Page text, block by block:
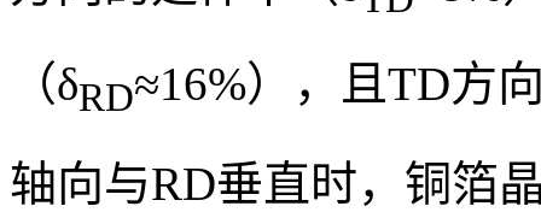
（δRD≈16%），且TD方
轴向与RD垂直时，铜箔